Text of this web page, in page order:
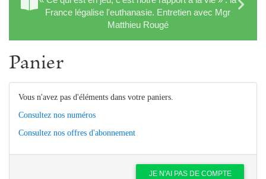
France légalise l'euthanasie. Entretien avec Mgr
Matthieu Rougé
Panier
Vous n'avez pas d'éléments dans votre paniers.
Consultez nos numéros
Consultez nos offres d'abonnement
JE N'AI PAS DE COMPTE